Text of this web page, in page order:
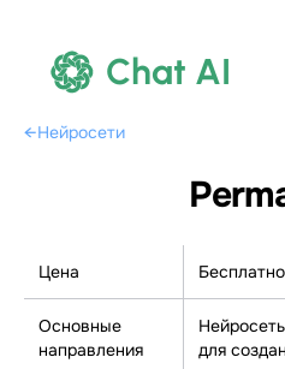
Chat AI
←Нейросети
Цена Бесплатно
Основные
направления
для